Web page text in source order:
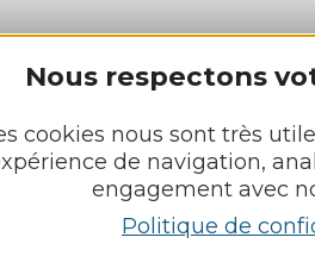
Nous respectons
cookies nous sont très
de navigation,
engagement avec
Politique de